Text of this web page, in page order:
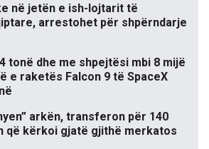
në jetën e ish-lojtarit të
arrestohet për shpërndarje
tonë dhe me shpejtësi mbi 8 mijë
e raketës Falcon 9 të SpaceX
arkën, transferon për 140
që kërkoi gjatë gjithë merkatos